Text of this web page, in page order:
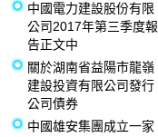
中國電力建設股份有限
公司2017年第三季度報
告正文中
關於湖南省益陽市龍嶺
建設投資有限公司發行
公司債券
中國雄安集團成立一家